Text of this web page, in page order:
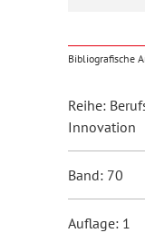
Bibliografische
Reihe:
Innovation
Band: 70
Auflage: 1